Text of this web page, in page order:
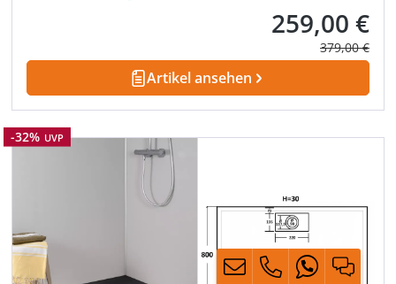
Verkaufspreis:
259,00 €
Regulärer
379,00 €
Artikel ansehen
Rabatt
-32% UVP